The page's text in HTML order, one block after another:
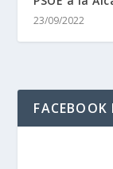
23/09/2022